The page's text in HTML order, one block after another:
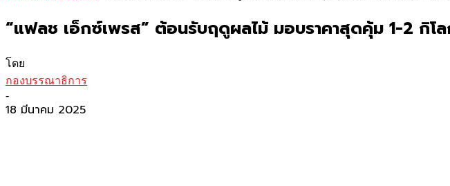
“แฟลช เอ็กซ์เพรส” ต้อนรับฤดูผลไม้ มอบราคาสุดคุ้ม 1-2 กิ
โดย
กองบรรณาธิการ
-
18 มีนาคม 2025